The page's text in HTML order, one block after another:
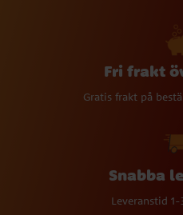
Fri frakt
Gratis frakt på
Snabba
Leveranstid